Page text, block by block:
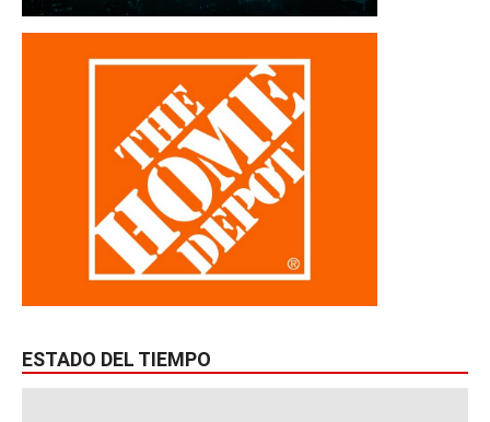
ESTADO DEL TIEMPO